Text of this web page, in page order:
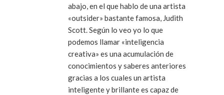
abajo, en el que hablo de una artista
«outsider» bastante famosa, Judith
Scott. Según lo veo yo lo que
podemos llamar «inteligencia
creativa» es una acumulación de
conocimientos y saberes anteriores
gracias a los cuales un artista
inteligente y brillante es capaz de